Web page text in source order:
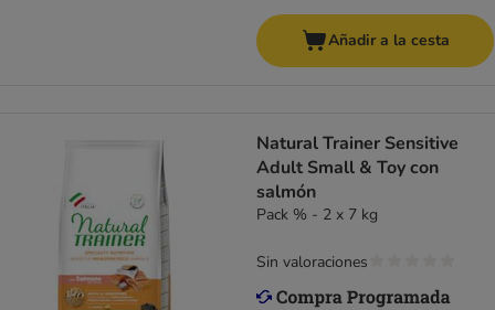
Añadir a la cesta
Natural Trainer Sensitive
Adult Small & Toy con
salmón
Pack % - 2 x 7 kg
Sin valoraciones